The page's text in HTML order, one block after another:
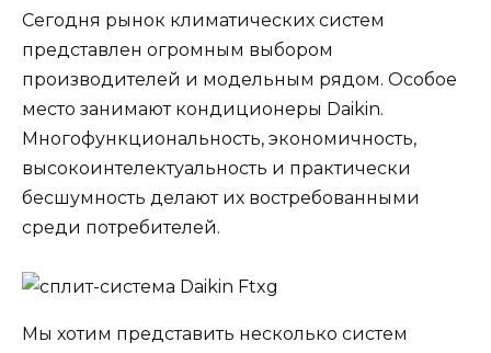
Сегодня рынок климатических систем
представлен огромным выбором
производителей и модельным рядом. Особое
место занимают кондиционеры Daikin.
Многофункциональность, экономичность,
высокоинтелектуальность и практически
бесшумность делают их востребованными
среди потребителей.
Мы хотим представить несколько систем